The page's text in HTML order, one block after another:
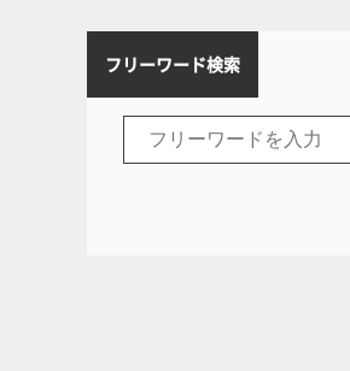
フリーワード検索